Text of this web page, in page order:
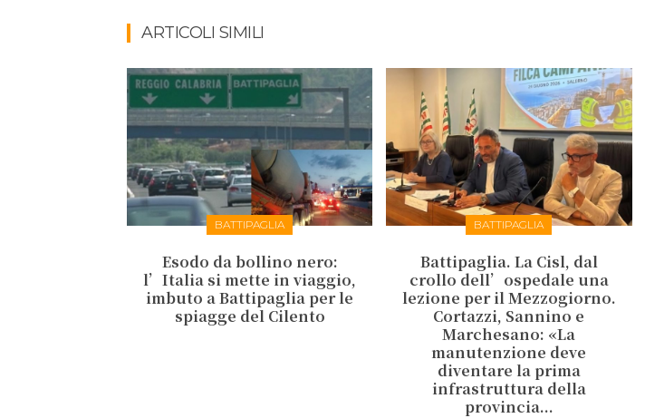
ARTICOLI SIMILI
BATTIPAGLIA
Esodo da bollino nero:
l’Italia si mette in viaggio,
imbuto a Battipaglia per le
spiagge del Cilento
BATTIPAGLIA
Battipaglia. La Cisl, dal
crollo dell’ospedale una
lezione per il Mezzogiorno.
Cortazzi, Sannino e
Marchesano: «La
manutenzione deve
diventare la prima
infrastruttura della
provincia...